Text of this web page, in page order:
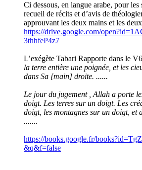
Ci dessous, en langue arabe, pour les
recueil de récits et d’avis de
approuvant les deux mains et les
https://drive.google.com/
3thhfeP4z7
L’exégète Tabari Rapporte dans le
la terre entière une poignée, et les
dans Sa [main] droite. ......
Le jour du jugement , Allah a porte
doigt. Les terres sur un doigt. Les
doigt, les montagnes sur un doigt, et
.......
https://books.google.fr/
&q&f=false